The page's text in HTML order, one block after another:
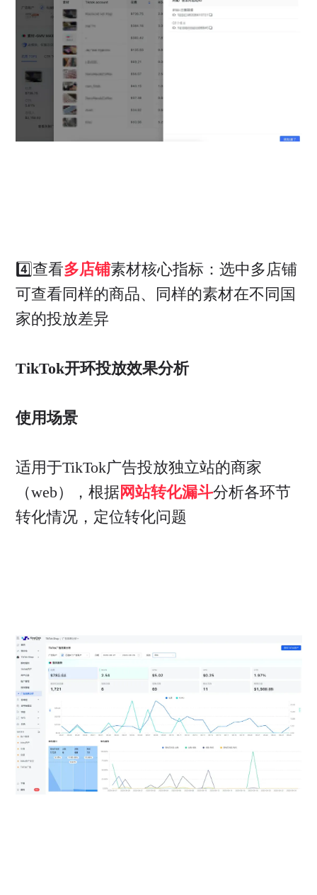
4️⃣查看多店铺素材核心指标：选中多店铺
可查看同样的商品、同样的素材在不同国
家的投放差异
TikTok开环投放效果分析
使用场景
适用于TikTok广告投放独立站的商家
（web），根据网站转化漏斗分析各环节
转化情况，定位转化问题